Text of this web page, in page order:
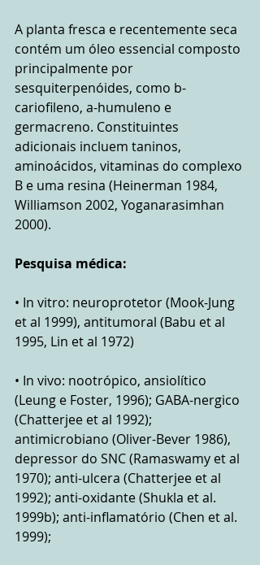
A planta fresca e recentemente seca
contém um óleo essencial composto
principalmente por
sesquiterpenóides, como b-
cariofileno, a-humuleno e
germacreno. Constituintes
adicionais incluem taninos,
aminoácidos, vitaminas do complexo
B e uma resina (Heinerman 1984,
Williamson 2002, Yoganarasimhan
2000).
Pesquisa médica:
• In vitro: neuroprotetor (Mook-Jung
et al 1999), antitumoral (Babu et al
1995, Lin et al 1972)
• In vivo: nootrópico, ansiolítico
(Leung e Foster, 1996); GABA-nergico
(Chatterjee et al 1992);
antimicrobiano (Oliver-Bever 1986),
depressor do SNC (Ramaswamy et al
1970); anti-ulcera (Chatterjee et al
1992); anti-oxidante (Shukla et al.
1999b); anti-inflamatório (Chen et al.
1999);